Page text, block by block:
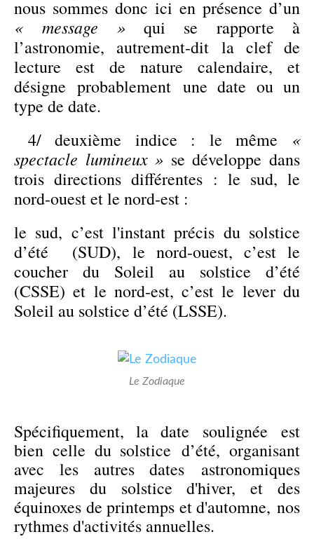
nous sommes donc ici en présence d’un
« message »qui se rapporte à
l’astronomie, autrement-dit la clef de
lecture est de nature calendaire, et
désigne probablement une date ou un
type de date.
4/ deuxième indice : le même «
spectacle lumineux » se développe dans
trois directions différentes : le sud, le
nord-ouest et le nord-est :
le sud, c’est l'instant précis du solstice
d’été (SUD), le nord-ouest, c’est le
coucher du Soleil au solstice d’été
(CSSE) et le nord-est, c’est le lever du
Soleil au solstice d’été (LSSE).
Le Zodiaque
Spécifiquement, la date soulignée est
bien celle du solstice d’été, organisant
avec les autres dates astronomiques
majeures du solstice d'hiver, et des
équinoxes de printemps et d'automne, nos
rythmes d'activités annuelles.